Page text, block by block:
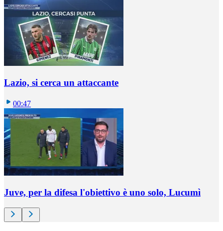
Lazio, si cerca un attaccante
00:47
Juve, per la difesa l'obiettivo è uno solo, Lucumì